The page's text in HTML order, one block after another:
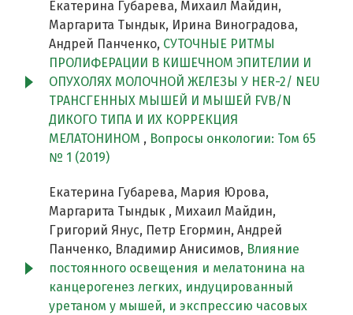
Екатерина Губарева, Михаил Майдин,
Маргарита Тындык, Ирина Виноградова,
Андрей Панченко, СУТОЧНЫЕ РИТМЫ
ПРОЛИФЕРАЦИИ В КИШЕЧНОМ ЭПИТЕЛИИ И
ОПУХОЛЯХ МОЛОЧНОЙ ЖЕЛЕЗЫ У HER-2/ NEU
ТРАНСГЕННЫХ МЫШЕЙ И МЫШЕЙ FVB/N
ДИКОГО ТИПА И ИХ КОРРЕКЦИЯ
МЕЛАТОНИНОМ , Вопросы онкологии: Том 65
№ 1 (2019)
Екатерина Губарева, Мария Юрова,
Маргарита Тындык , Михаил Майдин,
Григорий Янус, Петр Егормин, Андрей
Панченко, Владимир Анисимов, Влияние
постоянного освещения и мелатонина на
канцерогенез легких, индуцированный
уретаном у мышей, и экспрессию часовых